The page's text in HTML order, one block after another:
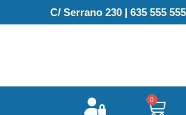
C/ Serrano 230 | 635 555 555
0